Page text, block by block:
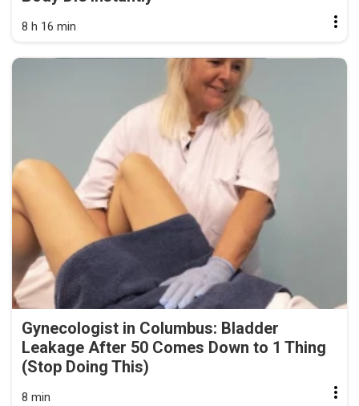
8 h 16 min
Gynecologist in Columbus: Bladder
Leakage After 50 Comes Down to 1 Thing
(Stop Doing This)
8 min